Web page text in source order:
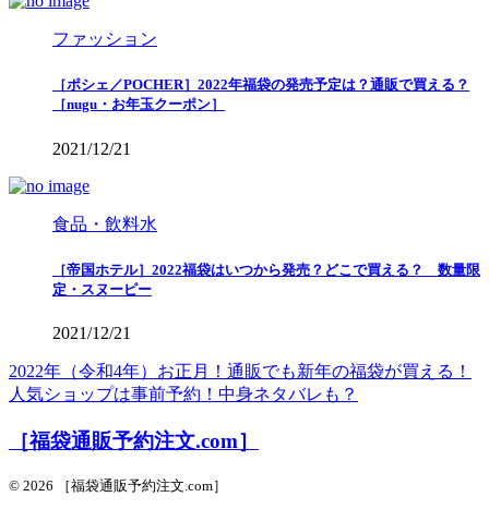
ファッション
［ポシェ／POCHER］2022年福袋の発売予定は？通販で買える？
［nugu・お年玉クーポン］
2021/12/21
食品・飲料水
［帝国ホテル］2022福袋はいつから発売？どこで買える？ 数量限
定・スヌーピー
2021/12/21
2022年（令和4年）お正月！通販でも新年の福袋が買える！
人気ショップは事前予約！中身ネタバレも？
［福袋通販予約注文.com］
© 2026 ［福袋通販予約注文.com］